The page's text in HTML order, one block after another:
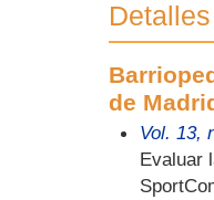
de
Vol. 13,
Evaluar